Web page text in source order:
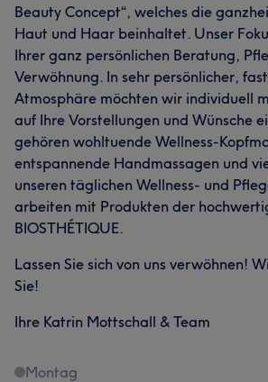
Beauty Concept“, welches die
Haut und Haar beinhaltet. Unser
Ihrer ganz persönlichen Beratung,
Verwöhnung. In sehr persönlicher,
Atmosphäre möchten wir individuell
auf Ihre Vorstellungen und Wünsche
gehören wohltuende Wellness-
entspannende Handmassagen und
unseren täglichen Wellness- und
arbeiten mit Produkten der
BIOSTHÉTIQUE.
Lassen Sie sich von uns verwöhnen!
Sie!
Ihre Katrin Mottschall & Team
Montag